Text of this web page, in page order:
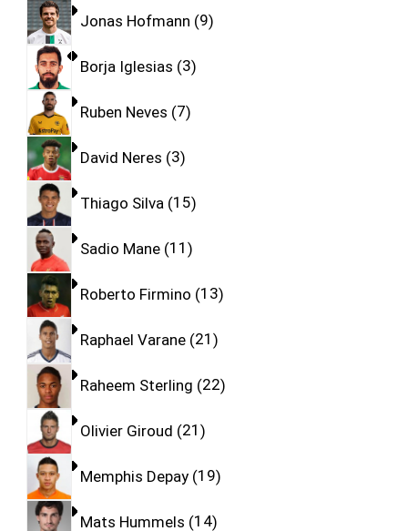
Jonas Hofmann 9
Borja Iglesias 3
Ruben Neves 7
David Neres 3
Thiago Silva 15
Sadio Mane 11
Roberto Firmino 13
Raphael Varane 21
Raheem Sterling 22
Olivier Giroud 21
Memphis Depay 19
Mats Hummels 14